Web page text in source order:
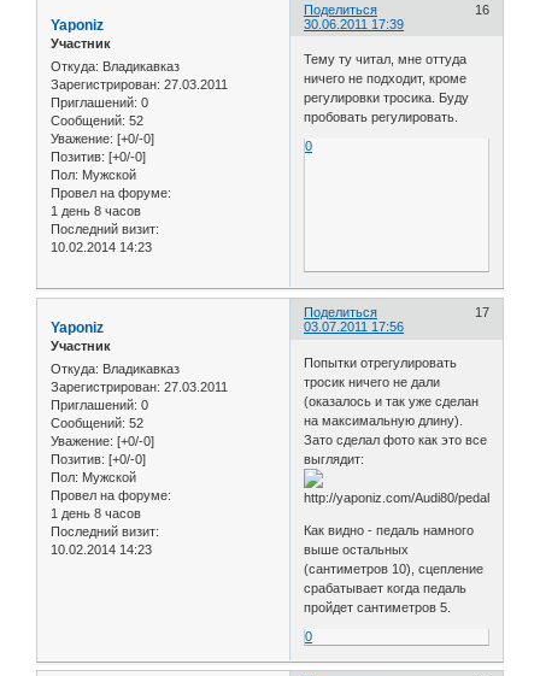
Поделиться
16
30.06.2011 17:39
Yaponiz
Участник
Откуда: Владикавказ
Зарегистрирован: 27.03.2011
Приглашений: 0
Сообщений: 52
Уважение: [+0/-0]
Позитив: [+0/-0]
Пол: Мужской
Провел на форуме:
1 день 8 часов
Последний визит:
10.02.2014 14:23
Тему ту читал, мне оттуда
ничего не подходит, кроме
регулировки тросика. Буду
пробовать регулировать.
0
Поделиться
17
03.07.2011 17:56
Yaponiz
Участник
Откуда: Владикавказ
Зарегистрирован: 27.03.2011
Приглашений: 0
Сообщений: 52
Уважение: [+0/-0]
Позитив: [+0/-0]
Пол: Мужской
Провел на форуме:
1 день 8 часов
Последний визит:
10.02.2014 14:23
Попытки отрегулировать
тросик ничего не дали
(оказалось и так уже сделан
на максимальную длину).
Зато сделал фото как это все
выглядит:
Как видно - педаль намного
выше остальных
(сантиметров 10), сцепление
срабатывает когда педаль
пройдет сантиметров 5.
0